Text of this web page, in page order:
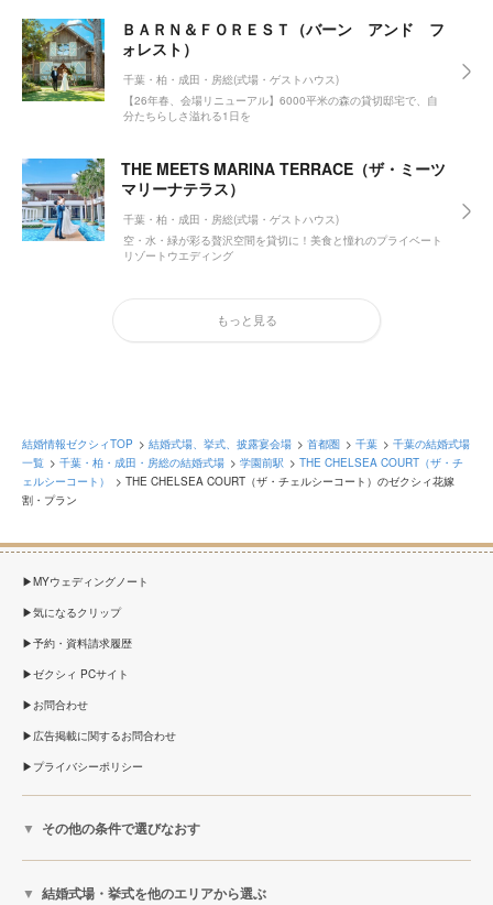
ＢＡＲＮ＆ＦＯＲＥＳＴ（バーン アンド フ
ォレスト）
千葉・柏・成田・房総(式場・ゲストハウス)
【26年春、会場リニューアル】6000平米の森の貸切邸宅で、自
分たちらしさ溢れる1日を
THE MEETS MARINA TERRACE（ザ・ミーツ
マリーナテラス）
千葉・柏・成田・房総(式場・ゲストハウス)
空・水・緑が彩る贅沢空間を貸切に！美食と憧れのプライベート
リゾートウエディング
もっと見る
結婚情報ゼクシィTOP 結婚式場、挙式、披露宴会場 首都圏 千葉
千葉の結婚式場
一覧
千葉・柏・成田・房総の結婚式場 学園前駅
THE CHELSEA COURT（ザ・チ
ェルシーコート）
THE CHELSEA COURT（ザ・チェルシーコート）のゼクシィ花嫁
割・プラン
MYウェディングノート
気になるクリップ
予約・資料請求履歴
ゼクシィ PCサイト
お問合わせ
広告掲載に関するお問合わせ
プライバシーポリシー
その他の条件で選びなおす
結婚式場・挙式を他のエリアから選ぶ